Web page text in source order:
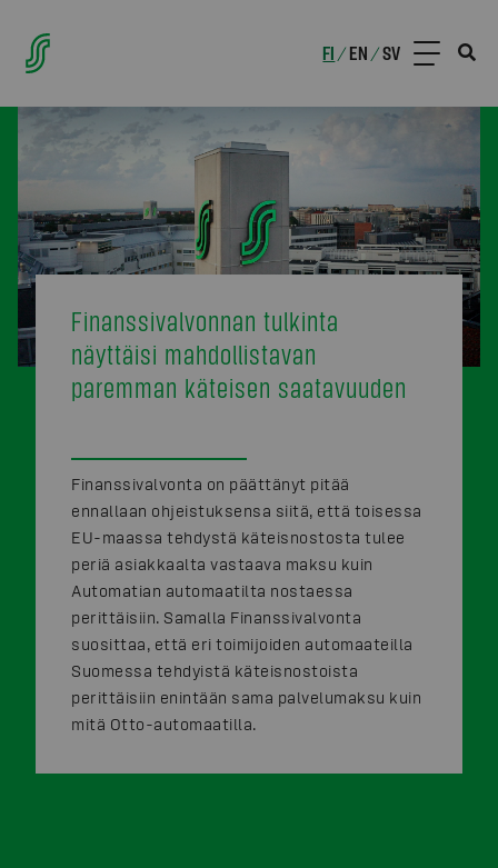
FI /EN /SV
Finanssivalvonnan tulkinta
näyttäisi mahdollistavan
paremman käteisen saatavuuden
Finanssivalvonta on päättänyt pitää
ennallaan ohjeistuksensa siitä, että toisessa
EU-maassa tehdystä käteisnostosta tulee
periä asiakkaalta vastaava maksu kuin
Automatian automaatilta nostaessa
perittäisiin. Samalla Finanssivalvonta
suosittaa, että eri toimijoiden automaateilla
Suomessa tehdyistä käteisnostoista
perittäisiin enintään sama palvelumaksu kuin
mitä Otto-automaatilla.